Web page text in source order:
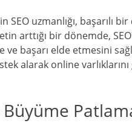
uzmanlığı, başarılı
arttığı bir dönemde,
başarı elde etmesini
alarak online